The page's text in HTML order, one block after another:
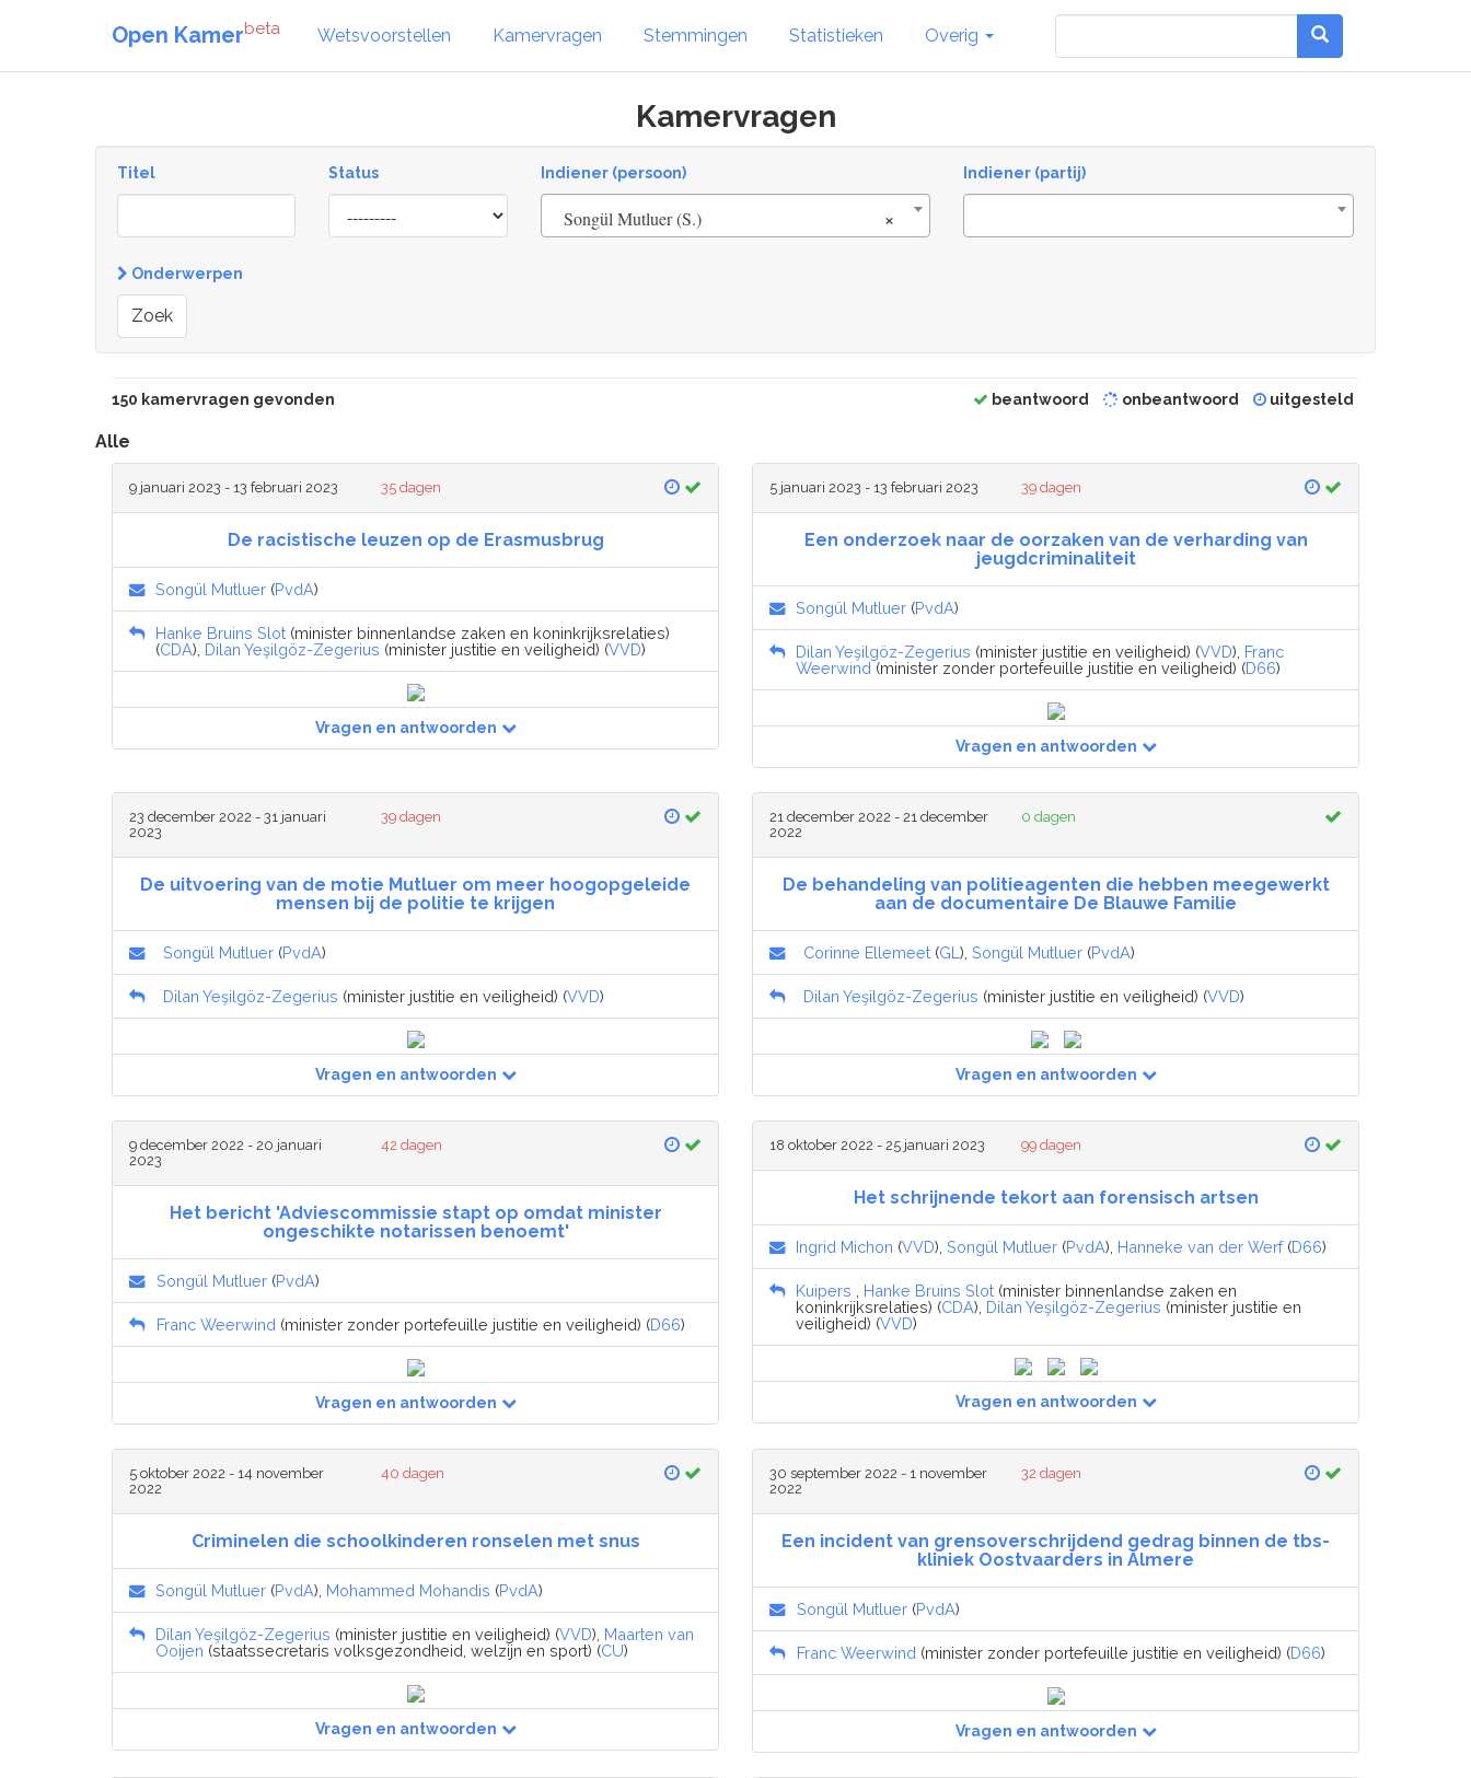
Open Kamerbeta Wetsvoorstellen Kamervragen Stemmingen Statistieken Overig
Kamervragen
Titel Status
[invalid
name]
Indiener (persoon)
×
Songül Mutluer (S.)
Indiener (partij)
Onderwerpen
Zoek
150 kamervragen gevonden beantwoord onbeantwoord uitgesteld
Alle
9 januari 2023 - 13 februari 2023 35 dagen
De racistische leuzen op de Erasmusbrug
Songül Mutluer (PvdA)
Hanke Bruins Slot (minister binnenlandse zaken en koninkrijksrelaties)
(CDA), Dilan Yeşilgöz-Zegerius (minister justitie en veiligheid) (VVD)
Vragen en antwoorden
5 januari 2023 - 13 februari 2023 39 dagen
Een onderzoek naar de oorzaken van de verharding van
jeugdcriminaliteit
Songül Mutluer (PvdA)
Dilan Yeşilgöz-Zegerius (minister justitie en veiligheid) (VVD), Franc
Weerwind (minister zonder portefeuille justitie en veiligheid) (D66)
Vragen en antwoorden
23 december 2022 - 31 januari
2023
39 dagen
De uitvoering van de motie Mutluer om meer hoogopgeleide
mensen bij de politie te krijgen
Songül Mutluer (PvdA)
Dilan Yeşilgöz-Zegerius (minister justitie en veiligheid) (VVD)
Vragen en antwoorden
21 december 2022 - 21 december
2022
0 dagen
De behandeling van politieagenten die hebben meegewerkt
aan de documentaire De Blauwe Familie
Corinne Ellemeet (GL ), Songül Mutluer (PvdA)
Dilan Yeşilgöz-Zegerius (minister justitie en veiligheid) (VVD)
Vragen en antwoorden
9 december 2022 - 20 januari
2023
42 dagen
Het bericht 'Adviescommissie stapt op omdat minister
ongeschikte notarissen benoemt'
Songül Mutluer (PvdA)
Franc Weerwind (minister zonder portefeuille justitie en veiligheid) (D66)
Vragen en antwoorden
18 oktober 2022 - 25 januari 2023 99 dagen
Het schrijnende tekort aan forensisch artsen
Ingrid Michon (VVD), Songül Mutluer (PvdA), Hanneke van der Werf(D66)
Kuipers Hanke Bruins Slot (minister binnenlandse zaken en
koninkrijksrelaties) (CDA), Dilan Yeşilgöz-Zegerius (minister justitie en
veiligheid) (VVD)
Vragen en antwoorden
5 oktober 2022 - 14 november
2022
40 dagen
Criminelen die schoolkinderen ronselen met snus
Songül Mutluer (PvdA), Mohammed Mohandis (PvdA)
Dilan Yeşilgöz-Zegerius (minister justitie en veiligheid) (VVD), Maarten van
Ooijen (staatssecretaris volksgezondheid, welzijn en sport) (CU)
Vragen en antwoorden
30 september 2022 - 1 november
2022
32 dagen
Een incident van grensoverschrijdend gedrag binnen de tbs-
kliniek Oostvaarders in Almere
Songül Mutluer (PvdA)
Franc Weerwind (minister zonder portefeuille justitie en veiligheid) (D66)
Vragen en antwoorden